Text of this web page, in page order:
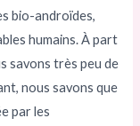
bio-androïdes,
humains. À part
savons très peu de
nous savons que
par les